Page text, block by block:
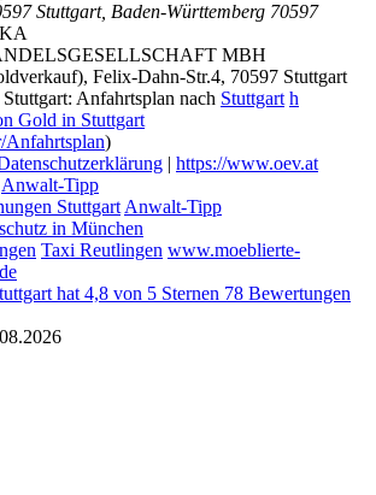
Stuttgart, Baden-Württemberg 70597
MBH
Felix-Dahn-Str.4, 70597 Stuttgart
Anfahrtsplan nach Stuttgart h
Gold in Stuttgart
Anfahrtsplan)
| https://www.oev.at
Anwalt-Tipp
Anwalt-Tipp
Taxi Reutlingen www.moeblierte-
hat 4,8 von 5 Sternen 78 Bewertungen